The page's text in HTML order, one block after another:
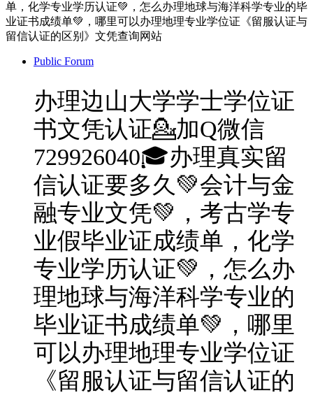
单，化学专业学历认证💚，怎么办理地球与海洋科学专业的毕
业证书成绩单💚，哪里可以办理地理专业学位证《留服认证与
留信认证的区别》文凭查询网站
Public Forum
办理边山大学学士学位证
书文凭认证💁加Q微信
729926040🎓办理真实留
信认证要多久💚会计与金
融专业文凭💚，考古学专
业假毕业证成绩单，化学
专业学历认证💚，怎么办
理地球与海洋科学专业的
毕业证书成绩单💚，哪里
可以办理地理专业学位证
《留服认证与留信认证的